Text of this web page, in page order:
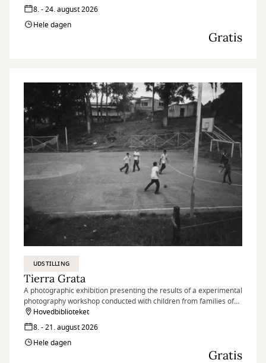
8. - 24. august 2026
Hele dagen
Gratis
UDSTILLING
Tierra Grata
A photographic exhibition presenting the results of a experimental
photography workshop conducted with children from families of
peace signatories and nearby communities in the village of Tierra
Grata, in the Serranía del Perijá region of Colombia.
Hovedbiblioteket
8. - 21. august 2026
Hele dagen
Gratis